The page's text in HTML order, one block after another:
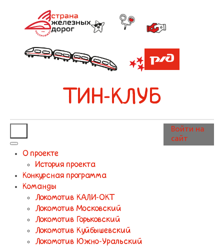
ТИН-КЛУБ
О проекте
История проекта
Конкурсная программа
Команды
Локомотив КАЛИ-ОКТ
Локомотив Московский
Локомотив Горьковский
Локомотив Куйбышевский
Локомотив Южно-Уральский
Войти на
сайт